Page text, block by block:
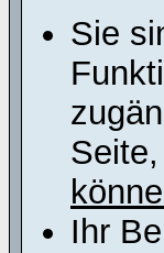
Sie
Ihr